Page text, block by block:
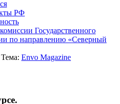
РФ
Государственного
по направлению «Северный
Тема: Envo Magazine